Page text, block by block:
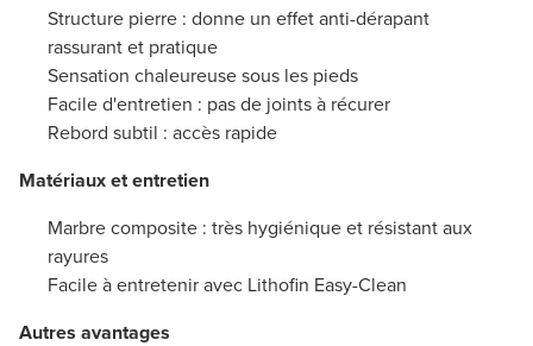
Structure pierre : donne un effet anti-dérapant
rassurant et pratique
Sensation chaleureuse sous les pieds
Facile d'entretien : pas de joints à récurer
Rebord subtil : accès rapide
Matériaux et entretien
Marbre composite : très hygiénique et résistant aux
rayures
Facile à entretenir avec Lithofin Easy-Clean
Autres avantages